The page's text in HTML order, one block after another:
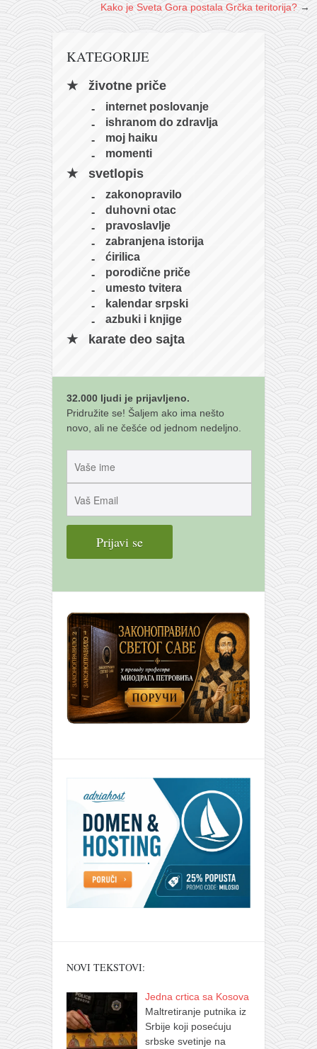
Kako je Sveta Gora postala Grčka teritorija? →
KATEGORIJE
životne priče
internet poslovanje
ishranom do zdravlja
moj haiku
momenti
svetlopis
zakonopravilo
duhovni otac
pravoslavlje
zabranjena istorija
ćirilica
porodične priče
umesto tvitera
kalendar srpski
azbuki i knjige
karate deo sajta
32.000 ljudi je prijavljeno.
Pridružite se! Šaljem ako ima nešto
novo, ali ne češće od jednom nedeljno.
NOVI TEKSTOVI:
Jedna crtica sa Kosova
Maltretiranje putnika iz
Srbije koji posećuju
srbske svetinje na